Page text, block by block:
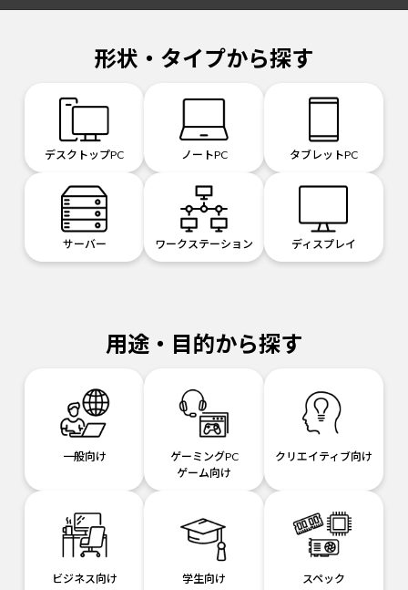
形状・タイプから探す
デスクトップPC ノートPC タブレットPC
サーバー ワークステーション ディスプレイ
用途・目的から探す
一般向け
ゲーミングPC
ゲーム向け
クリエイティブ向け
ビジネス向け 学生向け
スペック